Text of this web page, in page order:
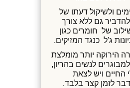
ולשיקול דעתו של
גם ללא צורך
של חומרים כגון
ג'ל כנגד המזיקים.
הירוקה יותר מומלצת
לנשים בהריון,
החיים ויש לצאת
לזמן קצר בלבד.